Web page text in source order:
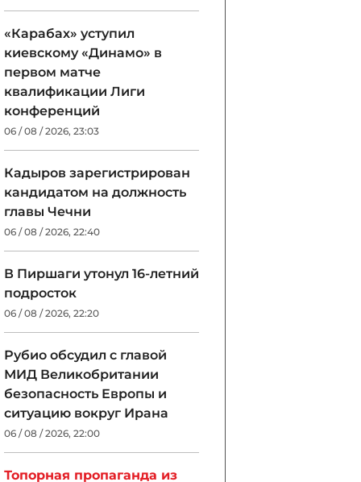
«Карабах» уступил
киевскому «Динамо» в
первом матче
квалификации Лиги
конференций
06 / 08 / 2026, 23:03
Кадыров зарегистрирован
кандидатом на должность
главы Чечни
06 / 08 / 2026, 22:40
В Пиршаги утонул 16-летний
подросток
06 / 08 / 2026, 22:20
Рубио обсудил с главой
МИД Великобритании
безопасность Европы и
ситуацию вокруг Ирана
06 / 08 / 2026, 22:00
Топорная пропаганда из